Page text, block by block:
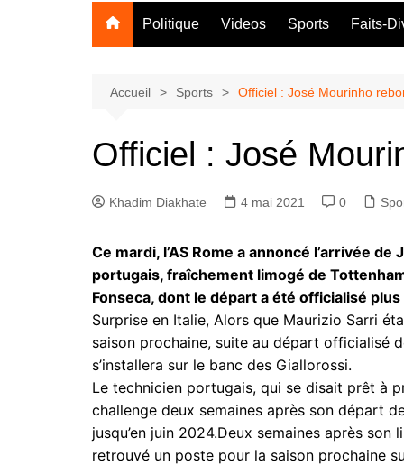
Politique Videos Sports Faits-
Accueil Sports Officiel : José Mourinho
Officiel : José
Khadim Diakhate 4 mai 2021 0
Ce mardi, l’AS Rome a annoncé l’arrivée
portugais, fraîchement limogé de
Fonseca, dont le départ a été officialisé
Surprise en Italie, Alors que Maurizio Sarri
saison prochaine, suite au départ officialisé
s’installera sur le banc des Giallorossi.
Le technicien portugais, qui se disait prêt à
challenge deux semaines après son départ
jusqu’en juin 2024.Deux semaines après
retrouvé un poste pour la saison prochaine